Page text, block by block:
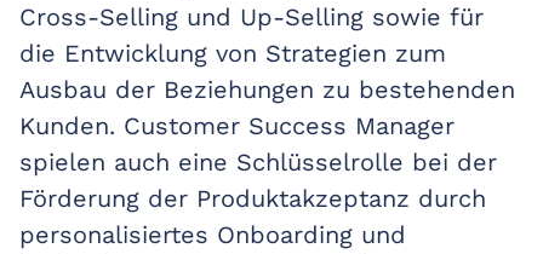
Cross-Selling und Up-Selling sowie für
die Entwicklung von Strategien zum
Ausbau der Beziehungen zu bestehenden
Kunden. Customer Success Manager
spielen auch eine Schlüsselrolle bei der
Förderung der Produktakzeptanz durch
personalisiertes Onboarding und